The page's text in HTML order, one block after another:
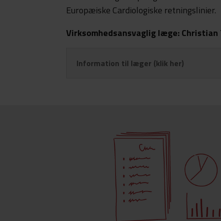
Europæiske Cardiologiske retningslinier.
Virksomhedsansvaglig læge: Christian
Information til læger (klik her)